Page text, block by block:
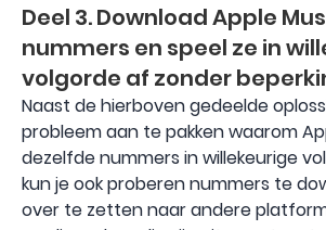
Deel 3. Download Apple
nummers en speel ze in
volgorde af zonder
Naast de hierboven gedeelde
probleem aan te pakken waarom
dezelfde nummers in willekeurige
kun je ook proberen nummers te
over te zetten naar andere